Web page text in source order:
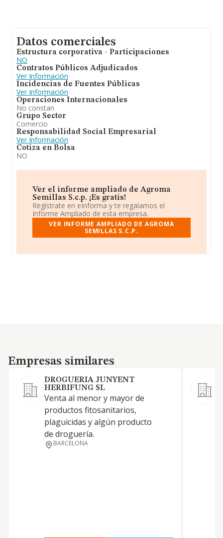
Datos comerciales
Estructura corporativa - Participaciones
NO
Contratos Públicos Adjudicados
Ver Información
Incidencias de Fuentes Públicas
Ver Información
Operaciones Internacionales
No constan
Grupo Sector
Comercio
Responsabilidad Social Empresarial
Ver Información
Cotiza en Bolsa
NO
Ver el informe ampliado de Agroma
Semillas S.c.p. ¡Es gratis!
Regístrate en eInforma y te regalamos el
Informe Ampliado de esta empresa.
VER INFORME AMPLIADO DE AGROMA
SEMILLAS S.C.P.
Empresas similares
Empresas similares
DROGUERIA JUNYENT
HERBIFUNG SL
Venta al menor y mayor de
productos fitosanitarios,
plaguicidas y algún producto
de droguería.
BARCELONA